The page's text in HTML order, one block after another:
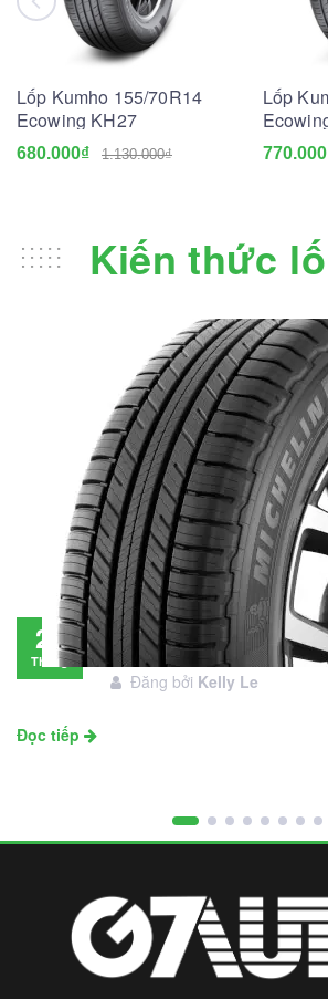
Lốp Kumho 155/70R14
Ecowing KH27
680.000₫ 1.130.000₫
Lốp
Kiến thức
28
Tháng
Đánh giá lốp Michelin
đầu tư không?
Đăng bởi Kelly Le
Đọc tiếp